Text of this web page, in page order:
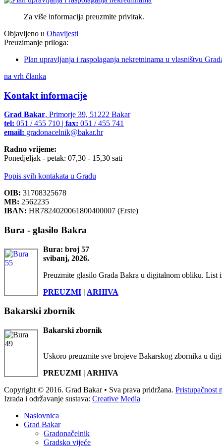
Za više informacija preuzmite privitak.
Objavljeno u Obavijesti
Preuzimanje priloga:
Plan upravljanja i raspolaganja nekretninama u vlasništvu
na vrh članka
Kontakt informacije
Grad Bakar, Primorje 39, 51222 Bakar
tel: 051 / 455 710 | fax: 051 / 455 741
email: gradonacelnik@bakar.hr
Radno vrijeme:
Ponedjeljak - petak: 07,30 - 15,30 sati
Popis svih kontakata u Gradu
OIB: 31708325678
MB: 2562235
IBAN: HR7824020061800400007 (Erste)
Bura - glasilo Bakra
Bura: broj 57
svibanj, 2026.
Preuzmite glasilo Grada Bakra u digitalnom obliku. List
PREUZMI | ARHIVA
Bakarski zbornik
Bakarski zbornik
Uskoro preuzmite sve brojeve Bakarskog zbornika u
PREUZMI | ARHIVA
Copyright © 2016. Grad Bakar • Sva prava pridržana. Pristupačnost
Izrada i održavanje sustava: Creative Media
Naslovnica
Grad Bakar
Gradonačelnik
Gradsko vijeće